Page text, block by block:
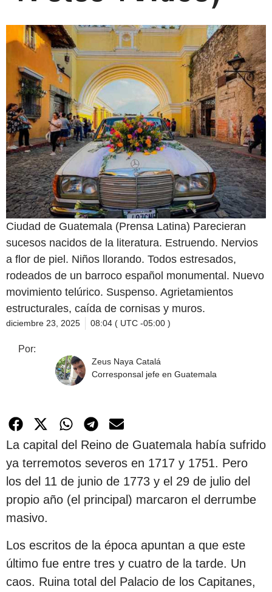
Ciudad de Guatemala (Prensa Latina) Parecieran
sucesos nacidos de la literatura. Estruendo. Nervios
a flor de piel. Niños llorando. Todos estresados,
rodeados de un barroco español monumental. Nuevo
movimiento telúrico. Suspenso. Agrietamientos
estructurales, caída de cornisas y muros.
diciembre 23, 2025 08:04 ( UTC -05:00 )
Por:
Zeus Naya Catalá
Corresponsal jefe en Guatemala
La capital del Reino de Guatemala había sufrido
ya terremotos severos en 1717 y 1751. Pero
los del 11 de junio de 1773 y el 29 de julio del
propio año (el principal) marcaron el derrumbe
masivo.
Los escritos de la época apuntan a que este
último fue entre tres y cuatro de la tarde. Un
caos. Ruina total del Palacio de los Capitanes,